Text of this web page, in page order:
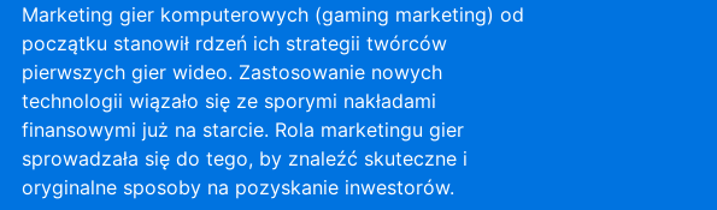
Marketing gier komputerowych (gaming marketing) od
początku stanowił rdzeń ich strategii twórców
pierwszych gier wideo. Zastosowanie nowych
technologii wiązało się ze sporymi nakładami
finansowymi już na starcie. Rola marketingu gier
sprowadzała się do tego, by znaleźć skuteczne i
oryginalne sposoby na pozyskanie inwestorów.